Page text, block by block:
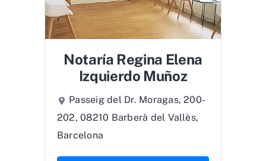
Notaría Regina Elena
Izquierdo Muñoz
Passeig del Dr. Moragas, 200-
202, 08210 Barberà del Vallès,
Barcelona